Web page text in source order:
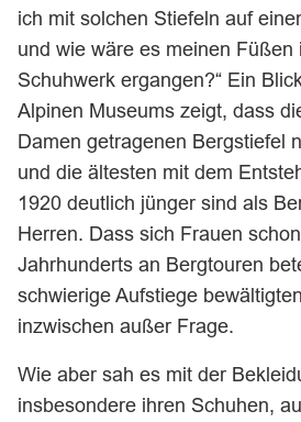
ich mit solchen Stiefeln auf
und wie wäre es meinen Füßen
Schuhwerk ergangen?“ Ein
Alpinen Museums zeigt, dass
Damen getragenen Bergstiefel
und die ältesten mit dem
1920 deutlich jünger sind als
Herren. Dass sich Frauen
Jahrhunderts an Bergtouren
schwierige Aufstiege
inzwischen außer Frage.
Wie aber sah es mit der
insbesondere ihren Schuhen,